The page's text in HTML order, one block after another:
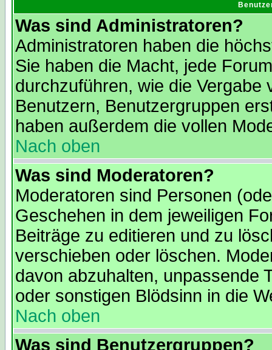
Was sind Administratoren?
Administratoren haben die
Sie haben die Macht, jede
durchzuführen, wie die
Benutzern, Benutzergruppen
haben außerdem die vollen
Nach oben
Was sind Moderatoren?
Moderatoren sind Personen
Geschehen in dem jeweiligen
Beiträge zu editieren und zu
verschieben oder löschen.
davon abzuhalten, unpassende
oder sonstigen Blödsinn in die
Nach oben
Was sind Benutzergruppen?